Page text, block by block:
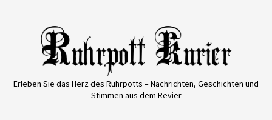
Erleben Sie das Herz des Ruhrpotts – Nachrichten, Geschichten und
Stimmen aus dem Revier